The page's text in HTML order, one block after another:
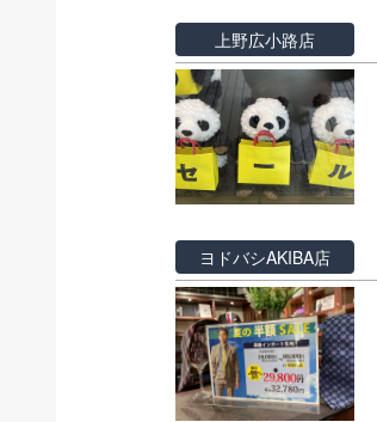
上野広小路店
ヨドバシAKIBA店